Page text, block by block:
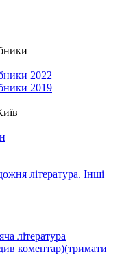
2022
2019
література. Інші
література
коментар)(тримати